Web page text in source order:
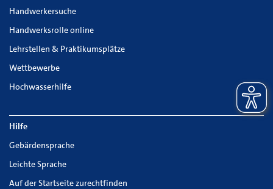
Handwerkersuche
Handwerksrolle online
Lehrstellen & Praktikumsplätze
Wettbewerbe
Hochwasserhilfe
Hilfe
Gebärdensprache
Leichte Sprache
Auf der Startseite zurechtfinden